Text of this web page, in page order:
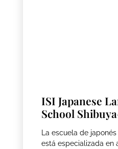
ISI Japanese
School
La escuela de
está especializada en